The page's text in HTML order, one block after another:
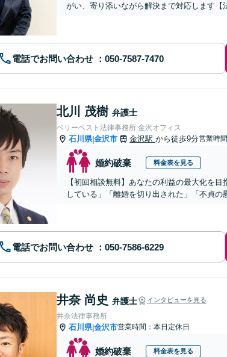
がい、寄り添いながら解決まで対応します
電話でお問い合わせ
北川 茂樹 弁護士
ベリーベスト法律事務所 金沢オフィス
石川県|金沢市 金沢駅 から徒歩9分営業時
婚約破棄 料金表を見る
【初回相談無料】あなたの利益の最大化を
している」「離婚を切り出された」「不貞の
電話でお問い合わせ
井奈 尚史 弁護士 インタビューを見る
井奈法律事務所
石川県|金沢市営業時間：本日定休日
婚約破棄 料金表を見る